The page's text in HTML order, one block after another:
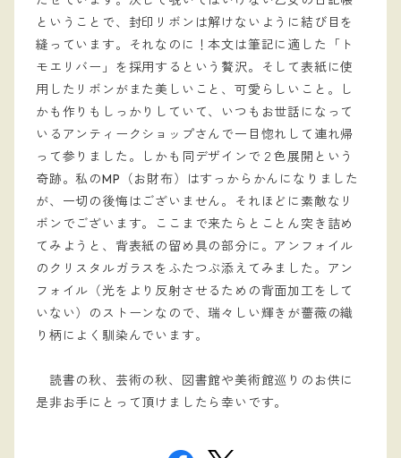
ということで、封印リボンは解けないように結び目を
縫っています。それなのに！本文は筆記に適した「ト
モエリバー」を採用するという贅沢。そして表紙に使
用したリボンがまた美しいこと、可愛らしいこと。し
かも作りもしっかりしていて、いつもお世話になって
いるアンティークショップさんで一目惚れして連れ帰
って参りました。しかも同デザインで２色展開という
奇跡。私のMP（お財布）はすっからかんになりました
が、一切の後悔はございません。それほどに素敵なリ
ボンでございます。ここまで来たらとことん突き詰め
てみようと、背表紙の留め具の部分に。アンフォイル
のクリスタルガラスをふたつぶ添えてみました。アン
フォイル（光をより反射させるための背面加工をして
いない）のストーンなので、瑞々しい輝きが薔薇の織
り柄によく馴染んでいます。
読書の秋、芸術の秋、図書館や美術館巡りのお供に
是非お手にとって頂けましたら幸いです。